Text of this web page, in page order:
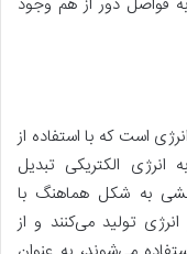
است که با استفاده از
انرژی الکتریکی تبدیل
به شکل هماهنگ با
تولید می‌کنند و از